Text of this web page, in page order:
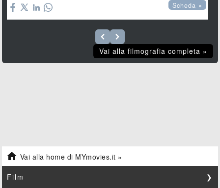
Scheda »
Vai alla filmografia completa »
 Vai alla home di MYmovies.it »
Film ❯